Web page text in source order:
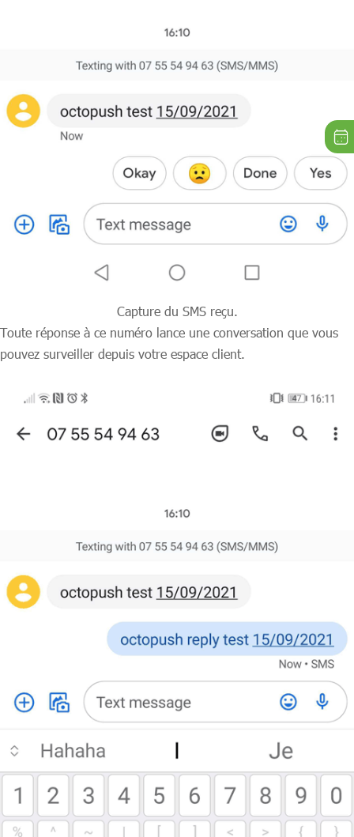
Capture du SMS reçu.
Toute réponse à ce numéro lance une conversation que vous
pouvez surveiller depuis votre espace client.